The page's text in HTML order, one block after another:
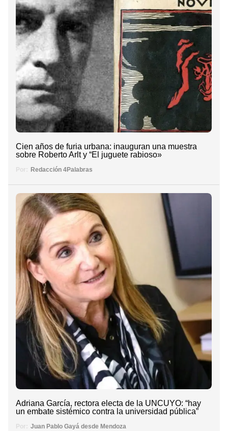
Cien años de furia urbana: inauguran una muestra
sobre Roberto Arlt y “El juguete rabioso»
Por: Redacción 4Palabras
Adriana García, rectora electa de la UNCUYO: “hay
un embate sistémico contra la universidad pública”
Por: Juan Pablo Gayá desde Mendoza